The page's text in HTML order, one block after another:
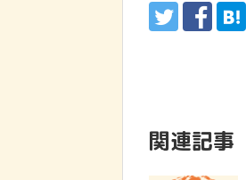
関連記事